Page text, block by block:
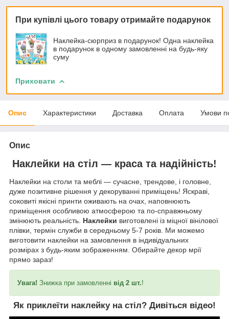
При купівлі цього товару отримайте подарунок
Наклейка-сюрприз в подарунок! Одна наклейка
в подарунок в одному замовленні на будь-яку
суму
Приховати
Опис Характеристики Доставка Оплата Умови
Опис
Наклейки на стіл — краса та надійність!
Наклейки на столи та меблі — сучасне, трендове, і головне,
дуже позитивне рішення у декоруванні приміщень! Яскраві,
соковиті якісні принти оживають на очах, наповнюють
приміщення особливою атмосферою та по-справжньому
змінюють реальність. Наклейки виготовлені із міцної вінілової
плівки, термін служби в середньому 5-7 років. Ми можемо
виготовити наклейки на замовлення в індивідуальних
розмірах з будь-яким зображенням. Обирайте декор мрії
прямо зараз!
Увага! Знижка при замовленні від 2 шт.!
Як приклеїти наклейку на стіл? Дивіться відео!